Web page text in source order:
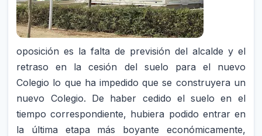
oposición es la falta de previsión del alcalde y el
retraso en la cesión del suelo para el nuevo
Colegio lo que ha impedido que se construyera un
nuevo Colegio. De haber cedido el suelo en el
tiempo correspondiente, hubiera podido entrar en
la última etapa más boyante económicamente,